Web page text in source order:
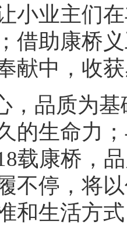
小业主们
借助康桥
献中，收
，品质为
的生命力
载康桥，
不停，将
和生活方